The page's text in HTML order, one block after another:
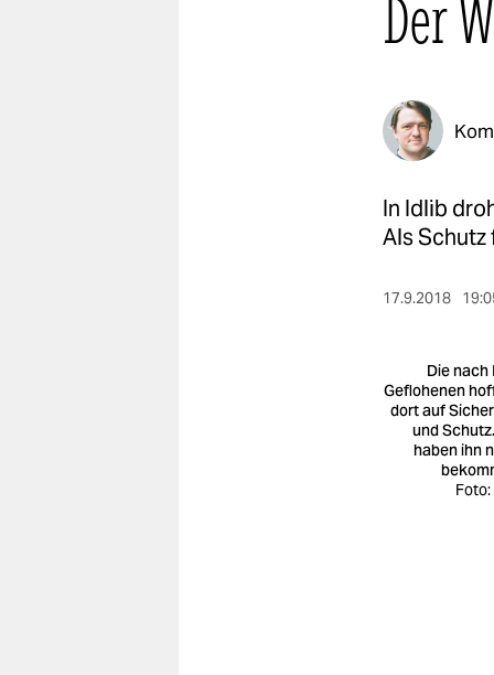
Der
In Idlib
Als
17.9.2018
Die nach
Geflohenen
dort auf
und
haben ihn